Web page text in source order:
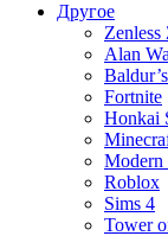
Другое
Zenless
Alan
Fortnite
Honkai
Modern
Roblox
Sims 4
Tower